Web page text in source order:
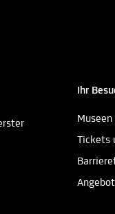
Ihr
Tickets